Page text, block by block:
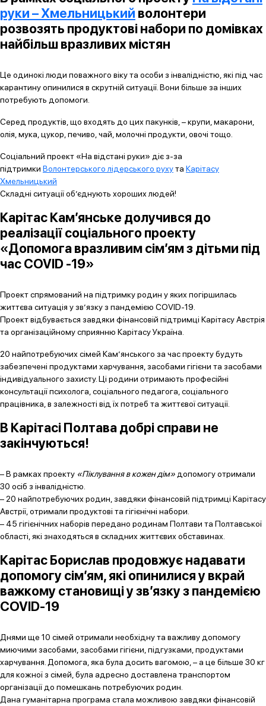
руки – Хмельницький волонтери
розвозять продуктові набори по домівках
найбільш вразливих містян
Це одинокі люди поважного віку та особи з інвалідністю, які під час
карантину опинилися в скрутній ситуації. Вони більше за інших
потребують допомоги.
Серед продуктів, що входять до цих пакунків, – крупи, макарони,
олія, мука, цукор, печиво, чай, молочні продукти, овочі тощо.
Соціальний проект «На відстані руки» діє з-за
підтримки Волонтерського лідерського рухута Карітасу
Хмельницький
Складні ситуації об’єднують хороших людей!
Карітас Кам’янське долучився до
реалізації соціального проекту
«Допомога вразливим сім’ям з дітьми під
час COVID -19»
Проект спрямований на підтримку родин у яких погіршилась
життєва ситуація у зв’язку з пандемією COVID-19.
Проект відбувається завдяки фінансовій підтримці Карітасу Австрія
та організаційному сприянню Карітасу Україна.
20 найпотребуючих сімей Кам’янського за час проекту будуть
забезпечені продуктами харчування, засобами гігієни та засобами
індивідуального захисту. Ці родини отримають професійні
консультації психолога, соціального педагога, соціального
працівника, в залежності від їх потреб та життєвої ситуації.
В Карітасі Полтава добрі справи не
закінчуються!
– В рамках проекту «Піклування в кожен дім» допомогу отримали
30 осіб з інвалідністю.
– 20 найпотребуючих родин, завдяки фінансовій підтримці Карітасу
Австрії, отримали продуктові та гігієнічні набори.
– 45 гігієнічних наборів передано родинам Полтави та Полтавської
області, які знаходяться в складних життєвих обставинах.
Карітас Борислав продовжує надавати
допомогу сім’ям, які опинилися у вкрай
важкому становищі у зв’язку з пандемією
COVID-19
Днями ще 10 сімей отримали необхідну та важливу допомогу
миючими засобами, засобами гігієни, підгузками, продуктами
харчування. Допомога, яка була досить вагомою, – а це більше 30 кг
для кожної з сімей, була адресно доставлена транспортом
організації до помешкань потребуючих родин.
Дана гуманітарна програма стала можливою завдяки фінансовій